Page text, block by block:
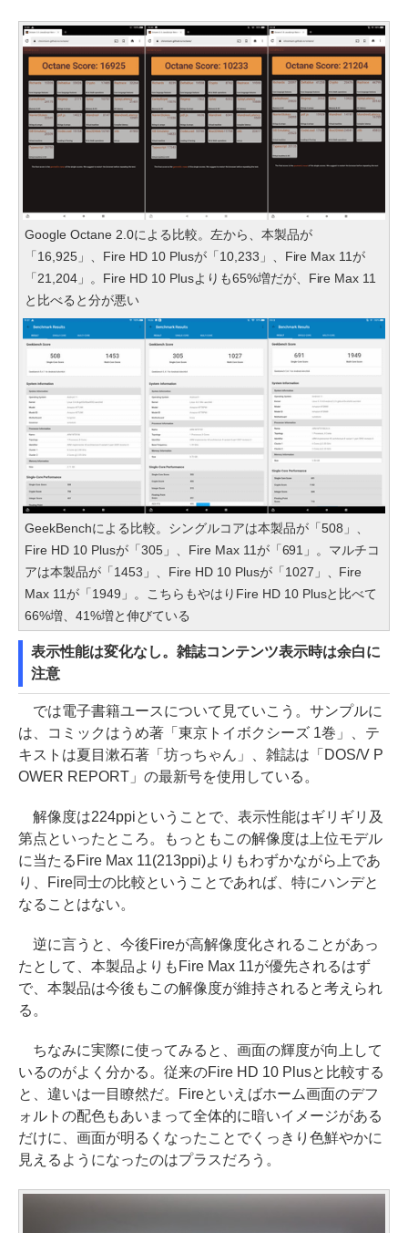
Google Octane 2.0による比較。左から、本製品が
「16,925」、Fire HD 10 Plusが「10,233」、Fire Max 11が
「21,204」。Fire HD 10 Plusよりも65%増だが、Fire Max 11
と比べると分が悪い
GeekBenchによる比較。シングルコアは本製品が「508」、
Fire HD 10 Plusが「305」、Fire Max 11が「691」。マルチコ
アは本製品が「1453」、Fire HD 10 Plusが「1027」、Fire
Max 11が「1949」。こちらもやはりFire HD 10 Plusと比べて
66%増、41%増と伸びている
表示性能は変化なし。雑誌コンテンツ表示時は余白に
注意
では電子書籍ユースについて見ていこう。サンプルに
は、コミックはうめ著「東京トイボクシーズ 1巻」、テ
キストは夏目漱石著「坊っちゃん」、雑誌は「DOS/V P
OWER REPORT」の最新号を使用している。
解像度は224ppiということで、表示性能はギリギリ及
第点といったところ。もっともこの解像度は上位モデル
に当たるFire Max 11(213ppi)よりもわずかながら上であ
り、Fire同士の比較ということであれば、特にハンデと
なることはない。
逆に言うと、今後Fireが高解像度化されることがあっ
たとして、本製品よりもFire Max 11が優先されるはず
で、本製品は今後もこの解像度が維持されると考えられ
る。
ちなみに実際に使ってみると、画面の輝度が向上して
いるのがよく分かる。従来のFire HD 10 Plusと比較する
と、違いは一目瞭然だ。Fireといえばホーム画面のデフ
ォルトの配色もあいまって全体的に暗いイメージがある
だけに、画面が明るくなったことでくっきり色鮮やかに
見えるようになったのはプラスだろう。